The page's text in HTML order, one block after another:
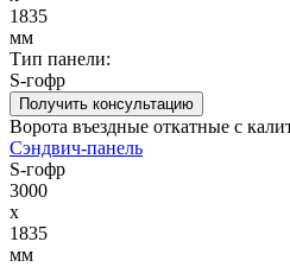
1835
мм
Тип панели:
S-гофр
Получить консультацию
Ворота въездные откатные с
Сэндвич-панель
S-гофр
3000
x
1835
мм